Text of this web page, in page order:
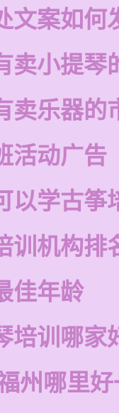
文案如何
卖小提琴
卖乐器的
活动广告
以学古筝
训机构排
佳年龄
培训哪家
州哪里